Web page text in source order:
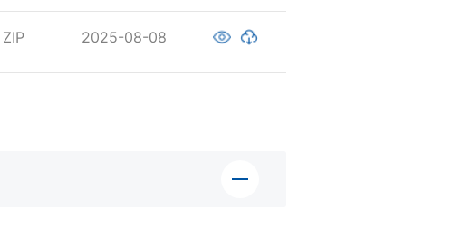
ZIP 2025-08-08